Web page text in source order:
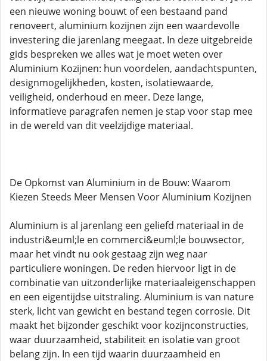
een nieuwe woning bouwt of een bestaand pand
renoveert, aluminium kozijnen zijn een waardevolle
investering die jarenlang meegaat. In deze uitgebreide
gids bespreken we alles wat je moet weten over
Aluminium Kozijnen: hun voordelen, aandachtspunten,
designmogelijkheden, kosten, isolatiewaarde,
veiligheid, onderhoud en meer. Deze lange,
informatieve paragrafen nemen je stap voor stap mee
in de wereld van dit veelzijdige materiaal.
De Opkomst van Aluminium in de Bouw: Waarom
Kiezen Steeds Meer Mensen Voor Aluminium Kozijnen
Aluminium is al jarenlang een geliefd materiaal in de
industri&euml;le en commerci&euml;le bouwsector,
maar het vindt nu ook gestaag zijn weg naar
particuliere woningen. De reden hiervoor ligt in de
combinatie van uitzonderlijke materiaaleigenschappen
en een eigentijdse uitstraling. Aluminium is van nature
sterk, licht van gewicht en bestand tegen corrosie. Dit
maakt het bijzonder geschikt voor kozijnconstructies,
waar duurzaamheid, stabiliteit en isolatie van groot
belang zijn. In een tijd waarin duurzaamheid en